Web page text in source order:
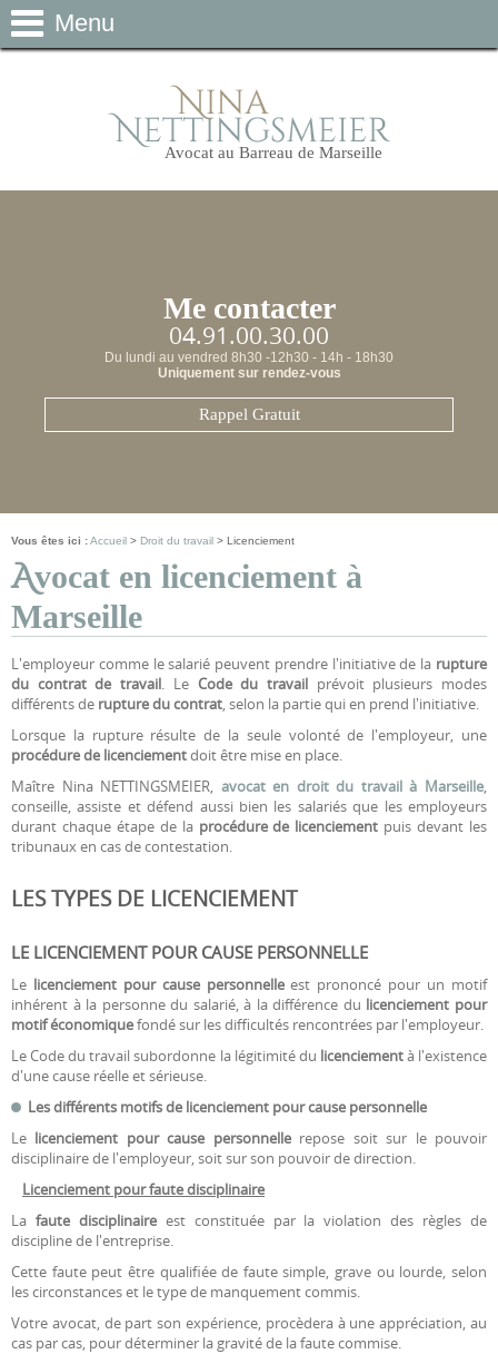
Menu
Avocat au Barreau de Marseille
Me contacter
04.91.00.30.00
Du lundi au vendred 8h30 -12h30 - 14h - 18h30
Uniquement sur rendez-vous
Rappel Gratuit
Droit des victimes
Texte en attente texte en attente texte en
attente texte en attente texte en attente texte
en attente texte en attente
En savoir+
Vous êtes ici :Accueil > Droit du travail > Licenciement
Avocat en licenciement à
Marseille
L'employeur comme le salarié peuvent prendre l'initiative de la rupture
du contrat de travail. Le Code du travailprévoit plusieurs modes
différents de rupture du contrat, selon la partie qui en prend l'initiative.
Lorsque la rupture résulte de la seule volonté de l'employeur, une
procédure de licenciementdoit être mise en place.
Maître Nina NETTINGSMEIER, avocat en droit du travail à Marseille,
conseille, assiste et défend aussi bien les salariés que les employeurs
durant chaque étape de la procédure de licenciement puis devant les
tribunaux en cas de contestation.
LES TYPES DE LICENCIEMENT
LE LICENCIEMENT POUR CAUSE PERSONNELLE
Le licenciement pour cause personnelleest prononcé pour un motif
inhérent à la personne du salarié, à la différence du licenciement pour
motif économiquefondé sur les difficultés rencontrées par l'employeur.
Le Code du travail subordonne la légitimité du licenciementà l'existence
d'une cause réelle et sérieuse.
Les différents motifs de licenciement pour cause personnelle
Le licenciement pour cause personnellerepose soit sur le pouvoir
disciplinaire de l'employeur, soit sur son pouvoir de direction.
Licenciement pour faute disciplinaire
La faute disciplinaireest constituée par la violation des règles de
discipline de l'entreprise.
Cette faute peut être qualifiée de faute simple, grave ou lourde, selon
les circonstances et le type de manquement commis.
Votre avocat, de part son expérience, procèdera à une appréciation, au
cas par cas, pour déterminer la gravité de la faute commise.